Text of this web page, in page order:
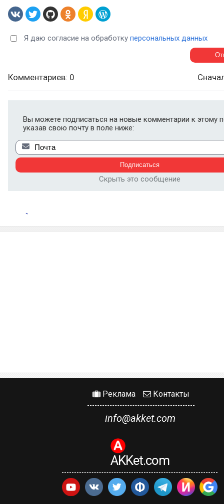
Я даю согласие на обработку персональных данных
Комментариев: 0
Вы можете подписаться на новые комментарии к этому
указав свою почту в поле ниже:
Скрыть это сообщение
Реклама Контакты
info@akket.com
AKKet.com